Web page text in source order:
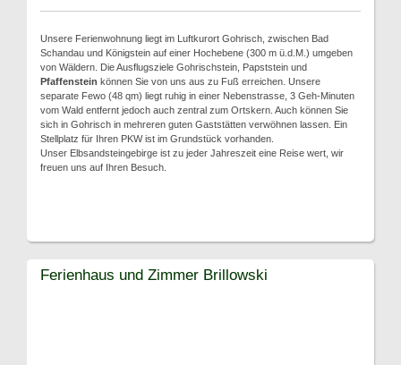
Unsere Ferienwohnung liegt im Luftkurort Gohrisch, zwischen Bad
Schandau und Königstein auf einer Hochebene (300 m ü.d.M.) umgeben
von Wäldern. Die Ausflugsziele Gohrischstein, Papststein und
Pfaffenstein können Sie von uns aus zu Fuß erreichen. Unsere
separate Fewo (48 qm) liegt ruhig in einer Nebenstrasse, 3 Geh-Minuten
vom Wald entfernt jedoch auch zentral zum Ortskern. Auch können Sie
sich in Gohrisch in mehreren guten Gaststätten verwöhnen lassen. Ein
Stellplatz für Ihren PKW ist im Grundstück vorhanden.
Unser Elbsandsteingebirge ist zu jeder Jahreszeit eine Reise wert, wir
freuen uns auf Ihren Besuch.
Ferienhaus und Zimmer Brillowski